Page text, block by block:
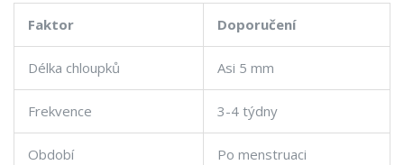
Faktor Doporučení
Délka chloupků Asi 5 mm
Frekvence 3-4 týdny
Období Po menstruaci